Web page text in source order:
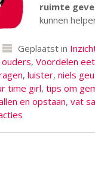
ruimte
kunnen
Geplaatst in
, Voordelen
, luister, niels
time girl, tips om
en opstaan, vat